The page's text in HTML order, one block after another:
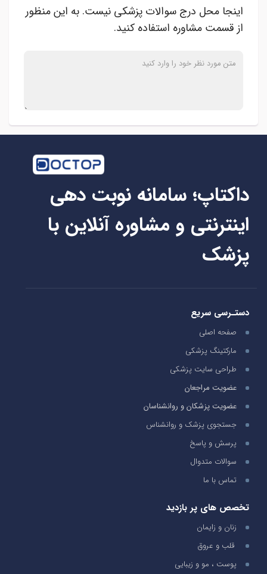
اینجا محل درج سوالات پزشکی نیست. به این منظور
از قسمت مشاوره استفاده کنید.
داکتاپ؛ سامانه نوبت دهی
اینترنتی و مشاوره آنلاین با
پزشک
دستـرسی سریع
صفحه اصلی
مارکتینگ پزشکی
طراحی سایت پزشکی
عضویت مراجعان
عضویت پزشکان و روانشناسان
جستجوی پزشک و روانشناس
پرسش و پاسخ
سوالات متدوال
تماس با ما
تخصص های پر بازدید
زنان و زایمان
قلب و عروق
پوست ، مو و زیبایی